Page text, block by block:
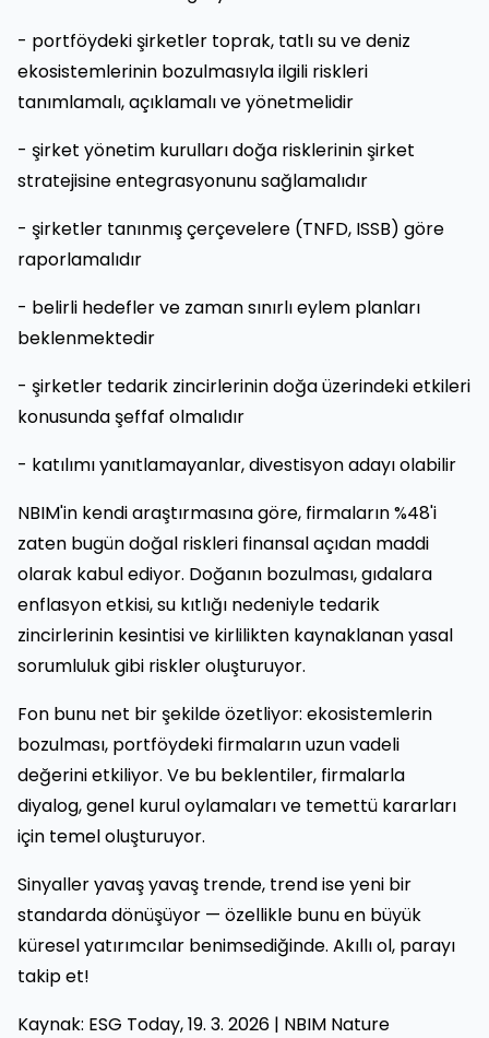
- portföydeki şirketler toprak, tatlı su ve deniz
ekosistemlerinin bozulmasıyla ilgili riskleri
tanımlamalı, açıklamalı ve yönetmelidir
- şirket yönetim kurulları doğa risklerinin şirket
stratejisine entegrasyonunu sağlamalıdır
- şirketler tanınmış çerçevelere (TNFD, ISSB) göre
raporlamalıdır
- belirli hedefler ve zaman sınırlı eylem planları
beklenmektedir
- şirketler tedarik zincirlerinin doğa üzerindeki etkileri
konusunda şeffaf olmalıdır
- katılımı yanıtlamayanlar, divestisyon adayı olabilir
NBIM'in kendi araştırmasına göre, firmaların %48'i
zaten bugün doğal riskleri finansal açıdan maddi
olarak kabul ediyor. Doğanın bozulması, gıdalara
enflasyon etkisi, su kıtlığı nedeniyle tedarik
zincirlerinin kesintisi ve kirlilikten kaynaklanan yasal
sorumluluk gibi riskler oluşturuyor.
Fon bunu net bir şekilde özetliyor: ekosistemlerin
bozulması, portföydeki firmaların uzun vadeli
değerini etkiliyor. Ve bu beklentiler, firmalarla
diyalog, genel kurul oylamaları ve temettü kararları
için temel oluşturuyor.
Sinyaller yavaş yavaş trende, trend ise yeni bir
standarda dönüşüyor — özellikle bunu en büyük
küresel yatırımcılar benimsediğinde. Akıllı ol, parayı
takip et!
Kaynak: ESG Today, 19. 3. 2026 | NBIM Nature